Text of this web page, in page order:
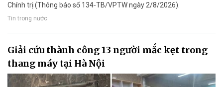
Chính trị (Thông báo số 134-TB/VPTW ngày 2/8/2026).
Tin trong nước
Giải cứu thành công 13 người mắc kẹt trong
thang máy tại Hà Nội